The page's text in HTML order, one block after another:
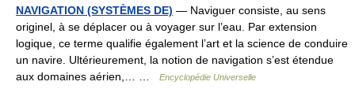
NAVIGATION (SYSTÈMES DE) — Naviguer consiste, au sens
originel, à se déplacer ou à voyager sur l’eau. Par extension
logique, ce terme qualifie également l’art et la science de conduire
un navire. Ultérieurement, la notion de navigation s’est étendue
aux domaines aérien,… …
Encyclopédie Universelle